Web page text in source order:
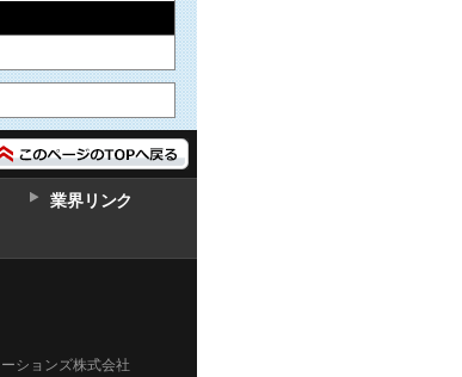
業界リンク
ションズ株式会社